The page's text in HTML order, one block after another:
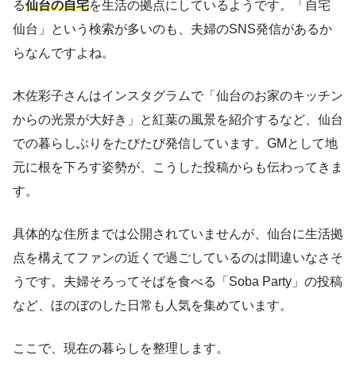
る仙台の自宅を生活の拠点にしているようです。「自宅
仙台」という検索が多いのも、夫婦のSNS発信があるか
らなんですよね。
木佐彩子さんはインスタグラムで「仙台のお家のキッチン
からの光景が大好き」と紅葉の風景を紹介するなど、仙台
での暮らしぶりをたびたび発信しています。GMとして地
元に根を下ろす姿勢が、こうした投稿からも伝わってきま
す。
具体的な住所までは公開されていませんが、仙台に生活拠
点を構えてファンの近くで過ごしているのは間違いなさそ
うです。夫婦そろってそばを食べる「Soba Party」の投稿
など、ほのぼのした日常も人気を集めています。
ここで、現在の暮らしを整理します。